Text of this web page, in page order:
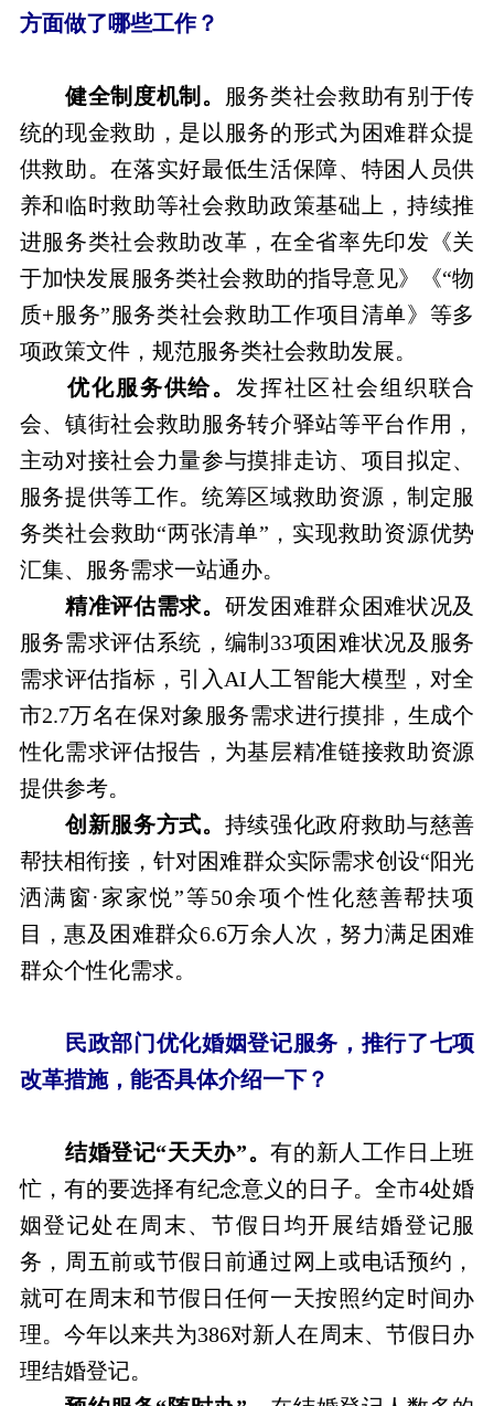
方面做了哪些工作？
健全制度机制。
服务类社会救助有别于传
统的现金救助，是以服务的形式为困难群众提
供救助。在落实好最低生活保障、特困人员供
养和临时救助等社会救助政策基础上，持续推
进服务类社会救助改革，在全省率先印发《关
于加快发展服务类社会救助的指导意见》《“物
质+服务”服务类社会救助工作项目清单》等多
项政策文件，规范服务类社会救助发展。
优化服务供给。 发挥社区社会组织联合
会、镇街社会救助服务转介驿站等平台作用，
主动对接社会力量参与摸排走访、项目拟定、
服务提供等工作。统筹区域救助资源，制定服
务类社会救助“两张清单”，实现救助资源优势
汇集、服务需求一站通办。
精准评估需求。 研发困难群众困难状况及
服务需求评估系统，编制33项困难状况及服务
需求评估指标，引入AI人工智能大模型，对全
市2.7万名在保对象服务需求进行摸排，生成个
性化需求评估报告，为基层精准链接救助资源
提供参考。
创新服务方式。 持续强化政府救助与慈善
帮扶相衔接，针对困难群众实际需求创设“阳光
洒满窗·家家悦”等50余项个性化慈善帮扶项
目，惠及困难群众6.6万余人次，努力满足困难
群众个性化需求。
民政部门优化婚姻登记服务，推行了七项
改革措施，能否具体介绍一下？
结婚登记“天天办”。有的新人工作日上班
忙，有的要选择有纪念意义的日子。全市4处婚
姻登记处在周末、节假日均开展结婚登记服
务，周五前或节假日前通过网上或电话预约，
就可在周末和节假日任何一天按照约定时间办
理。今年以来共为386对新人在周末、节假日办
理结婚登记。